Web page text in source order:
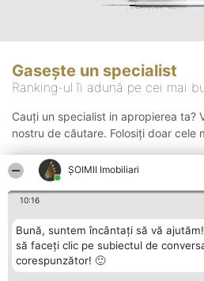
ȘOIMII Imobiliari
10:16
Bună, suntem încântați să vă
să faceți clic pe subiectul de
corespunzător! 🙂
Gasește un specialist
Ranking-ul îi adună pe cei mai
Cauți un specialist in apropierea ta?
nostru de căutare. Folosiți doar cele